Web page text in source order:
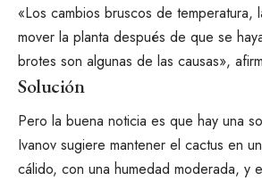
«Los cambios bruscos de temperatura,
mover la planta después de que se
brotes son algunas de las causas»,
Solución
Pero la buena noticia es que hay una
Ivanov sugiere mantener el cactus en
cálido, con una humedad moderada, y